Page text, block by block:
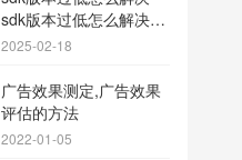
sdk版本过低怎么解决华
为
2025-02-18
广告效果测定,广告效果
评估的方法
2022-01-05